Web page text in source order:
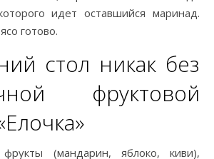
идет оставшийся маринад.
готово.
стол никак без
фруктовой
(мандарин, яблоко, киви),